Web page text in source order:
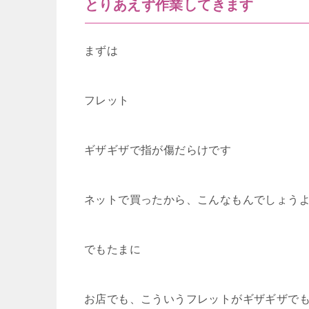
とりあえず作業してきます
まずは
フレット
ギザギザで指が傷だらけです
ネットで買ったから、こんなもんでしょうよ
でもたまに
お店でも、こういうフレットがギザギザで